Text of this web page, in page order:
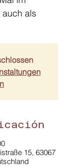
auch als
15, 63067